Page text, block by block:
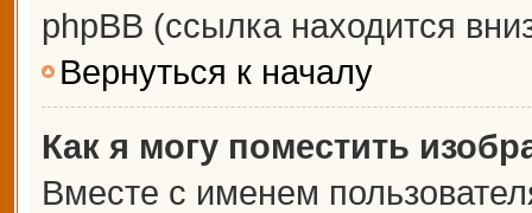
phpBB (ссылка находится
Вернуться к началу
Как я могу поместить
Вместе с именем